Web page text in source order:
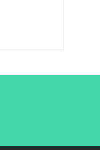
乐芭向日葵官网服